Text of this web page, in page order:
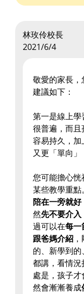
林玫伶校長
2021/6/4
敬愛的家長，
建議如下：
第一是線上
很普遍，而
容易持久，
又更「單向」
您可能擔心
某些教學重點
陪在一旁就好
然先不要介入
過可以在每一
跟爸媽介紹
的、新學到
都講，看情
處是，孩子
然會漸漸養成